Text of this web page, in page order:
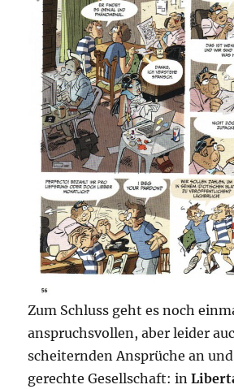
Zum Schluss geht es noch
anspruchsvollen, aber leider
scheiternden Ansprüche an
gerechte Gesellschaft: in